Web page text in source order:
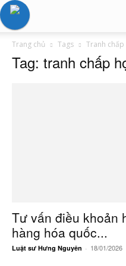
Trang chủ Tags Tranh
Tag: tranh chấp
Tư vấn điều khoản
hàng hóa quốc...
Luật sư Hưng Nguyên - 18/01/2026